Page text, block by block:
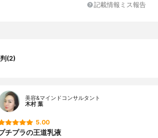
ィンオリゴマー、2-エチルヘキサン酸セチル、
ステアリン酸、イソステアリン酸、ベヘニン
、水酸化カリウム、エデト酸二ナトリウム、ピ
シエタノール、香料
記載情報ミス報告
(2)
美容&マインドコンサルタント
木村 葉
5.00
チプラの王道乳液